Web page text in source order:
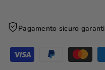
Pagamento sicuro